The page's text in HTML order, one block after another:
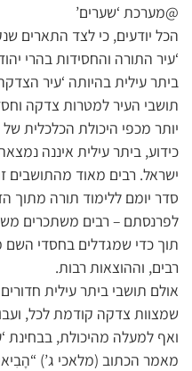
@מערכת ‘שערים’
הכל יודעים, כי לצד התארים
‘עיר התורה והחסידות בהרי
ביתר עילית בהיותה ‘עיר
תושבי העיר למטרות צדקה
יותר מכפי היכולת הכלכלית
כידוע, ביתר עילית איננה
ישראל. רבים מאוד מהתושבים
סדר יומם ללימוד תורה מתוך
לפרנסתם – רבים משתכרים
תוך כדי שמגדלים בחסדי השם
רבים, וההוצאות רבות.
אולם תושבי ביתר עילית
שמצוות צדקה קודמת לכל,
ואף למעלה מהיכולת, בבחינת
מאמר הכתוב (מלאכי ג’)